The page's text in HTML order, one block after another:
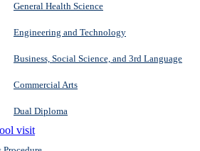
General Health Science
Engineering and Technology
Business, Social Science, and 3rd Language
Commercial Arts
Dual Diploma
visit